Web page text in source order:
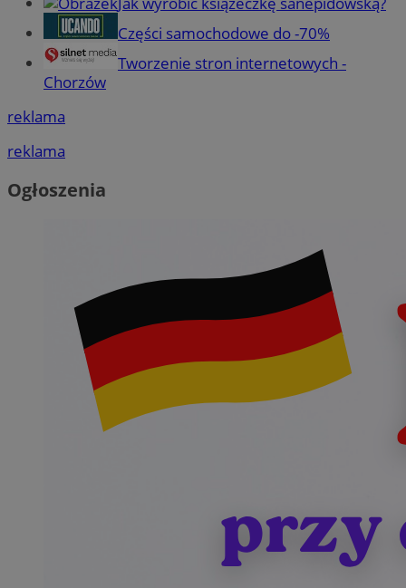
Części samochodowe do -70%
Tworzenie stron internetowych -
Chorzów
reklama
reklama
Ogłoszenia